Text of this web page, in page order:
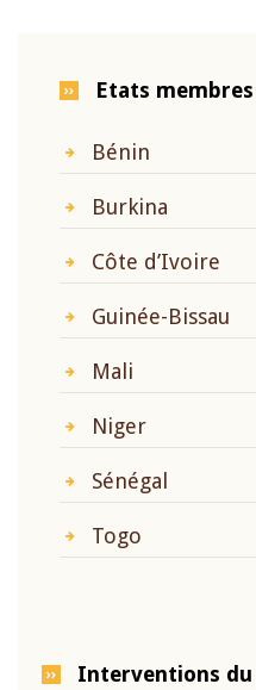
Etats membres
Bénin
Burkina
Côte d’Ivoire
Guinée-Bissau
Mali
Niger
Sénégal
Togo
Interventions du